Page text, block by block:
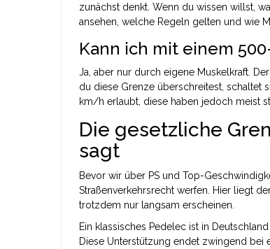
zunächst denkt. Wenn du wissen willst,
ansehen, welche Regeln gelten und wie
Kann ich mit einem
Ja, aber nur durch eigene Muskelkraft.
du diese Grenze überschreitest, schaltet
km/h erlaubt, diese haben jedoch meist
Die gesetzliche
sagt
Bevor wir über PS und Top-
Straßenverkehrsrecht werfen. Hier liegt
trotzdem nur langsam erscheinen.
Ein klassisches Pedelec ist in
Diese Unterstützung endet zwingend